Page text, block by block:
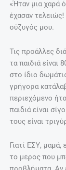
«Ήταν μια χαρά
έχασαν τελειώς!
σύζυγός μου.
Τις προάλλες
τα παιδιά είναι
στο ίδιο
γρήγορα
περιεχόμενο
παιδιά είναι
τους είναι
Γιατί ΕΣΥ, μαμά,
το μερος που